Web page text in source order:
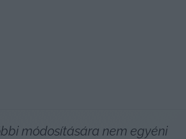
módosítására nem egyéni